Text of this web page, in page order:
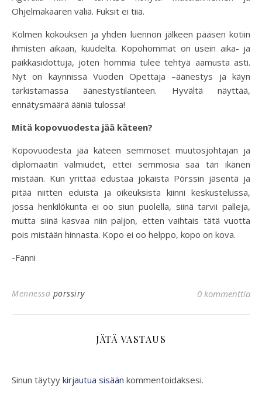
Ohjelmakaaren väliä. Fuksit ei tiiä.
Kolmen kokouksen ja yhden luennon jälkeen pääsen kotiin
ihmisten aikaan, kuudelta. Kopohommat on usein aika- ja
paikkasidottuja, joten hommia tulee tehtyä aamusta asti.
Nyt on käynnissä Vuoden Opettaja –äänestys ja käyn
tarkistamassa äänestystilanteen. Hyvältä näyttää,
ennätysmäärä ääniä tulossa!
Mitä kopovuodesta jää käteen?
Kopovuodesta jää käteen semmoset muutosjohtajan ja
diplomaatin valmiudet, ettei semmosia saa tän ikänen
mistään. Kun yrittää edustaa jokaista Pörssin jäsentä ja
pitää niitten eduista ja oikeuksista kiinni keskustelussa,
jossa henkilökunta ei oo siun puolella, siinä tarvii palleja,
mutta siinä kasvaa niin paljon, etten vaihtais tätä vuotta
pois mistään hinnasta. Kopo ei oo helppo, kopo on kova.
-Fanni
Mennessä porssiry 0 kommenttia
JÄTÄ VASTAUS
Sinun täytyy kirjautua sisään kommentoidaksesi.